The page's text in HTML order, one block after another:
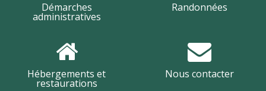
Démarches
administratives
Randonnées
Hébergements et
restaurations
Nous contacter